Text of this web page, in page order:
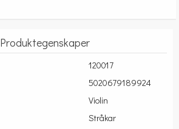
Produktegenskaper
120017
5020679189924
Violin
Stråkar